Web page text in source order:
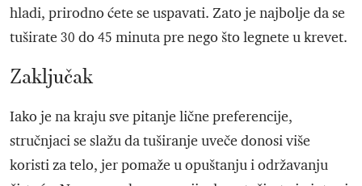
hladi, prirodno ćete se uspavati. Zato je najbolje da se
tuširate 30 do 45 minuta pre nego što legnete u krevet.
Zaključak
Iako je na kraju sve pitanje lične preferencije,
stručnjaci se slažu da tuširanje uveče donosi više
koristi za telo, jer pomaže u opuštanju i održavanju